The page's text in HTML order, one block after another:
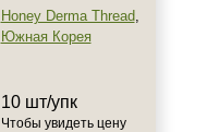
Honey Derma Thread,
Южная Корея
10 шт/упк
Чтобы увидеть цену